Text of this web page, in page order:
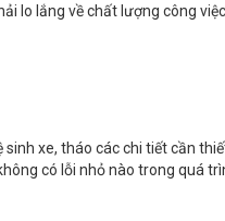
lo lắng về chất lượng công
xe, tháo các chi tiết cần
có lỗi nhỏ nào trong quá